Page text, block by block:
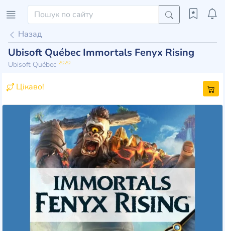
Назад
Ubisoft Québec Immortals Fenyx Rising
Ubisoft Québec 2020
Цікаво!